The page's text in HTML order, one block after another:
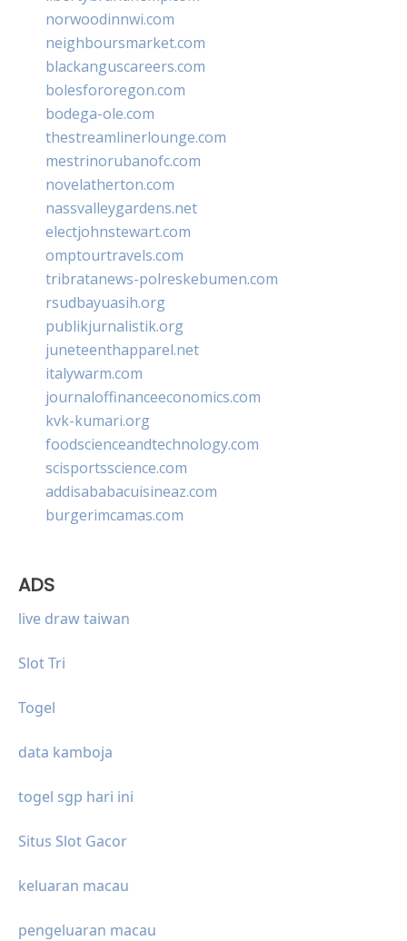
norwoodinnwi.com
neighboursmarket.com
blackanguscareers.com
bolesfororegon.com
bodega-ole.com
thestreamlinerlounge.com
mestrinorubanofc.com
novelatherton.com
nassvalleygardens.net
electjohnstewart.com
omptourtravels.com
tribratanews-polreskebumen.com
rsudbayuasih.org
publikjurnalistik.org
juneteenthapparel.net
italywarm.com
journaloffinanceeconomics.com
kvk-kumari.org
foodscienceandtechnology.com
scisportsscience.com
addisababacuisineaz.com
burgerimcamas.com
ADS
live draw taiwan
Slot Tri
Togel
data kamboja
togel sgp hari ini
Situs Slot Gacor
keluaran macau
pengeluaran macau